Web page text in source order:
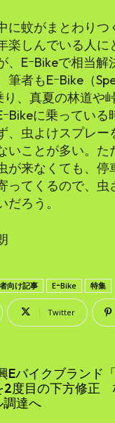
に蚊がまとわりつ
楽しんでいる人に
、EｰBikeで相当解
筆者もEｰBike（
り、真夏の林道や
Bikeに乗っている
、虫よけスプレー
いことが多い。た
が来なくても、停
ってくるので、虫
ろう。
向け記事 EｰBike 特集
Twitter
バイクブランド「
2度目の下方修正
達へ